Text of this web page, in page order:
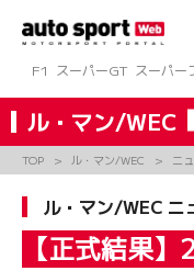
ツ
へ
ス
キ
ッ
F1 スーパーGT スーパー
ル・マン/WEC
TOP ル・マン/WEC ニ
ル・マン/WEC ニ
【正式結果